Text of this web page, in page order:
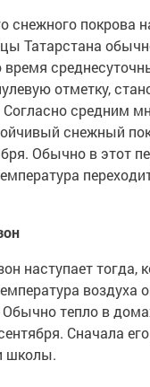
снежного покрова
Татарстана
время
отметку,
средним
снежный
Обычно в этот
наступает тогда,
воздуха
Обычно тепло в
Сначала
школы.